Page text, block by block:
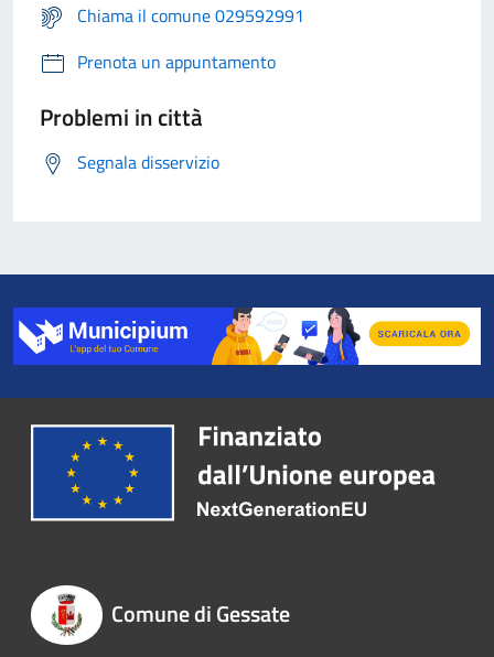
Chiama il comune 029592991
Prenota un appuntamento
Problemi in città
Segnala disservizio
Comune di Gessate